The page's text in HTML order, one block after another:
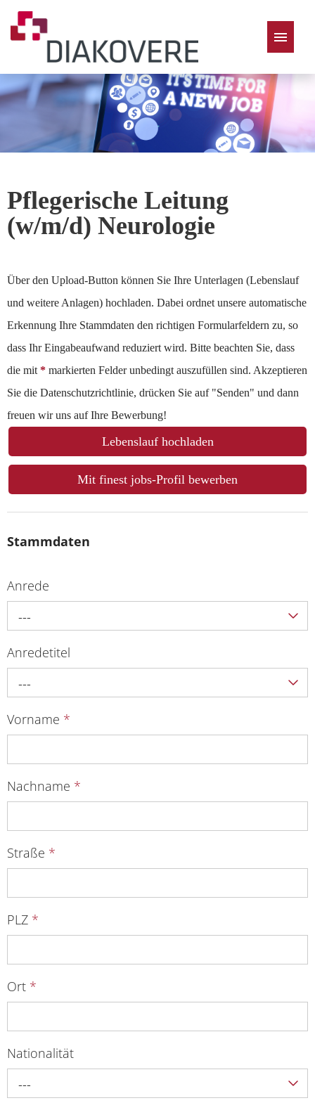
Deutsch
Pflegerische Leitung
(w/m/d) Neurologie
Über den Upload-Button können Sie Ihre Unterlagen (Lebenslauf
und weitere Anlagen) hochladen. Dabei ordnet unsere automatische
Erkennung Ihre Stammdaten den richtigen Formularfeldern zu, so
dass Ihr Eingabeaufwand reduziert wird. Bitte beachten Sie, dass
die mit * markierten Felder unbedingt auszufüllen sind. Akzeptieren
Sie die Datenschutzrichtlinie, drücken Sie auf "Senden" und dann
freuen wir uns auf Ihre Bewerbung!
Lebenslauf hochladen
Mit finest jobs-Profil bewerben
Stammdaten
Anrede
---
Anredetitel
---
Vorname *
Nachname *
Straße *
PLZ *
Ort *
Nationalität
---